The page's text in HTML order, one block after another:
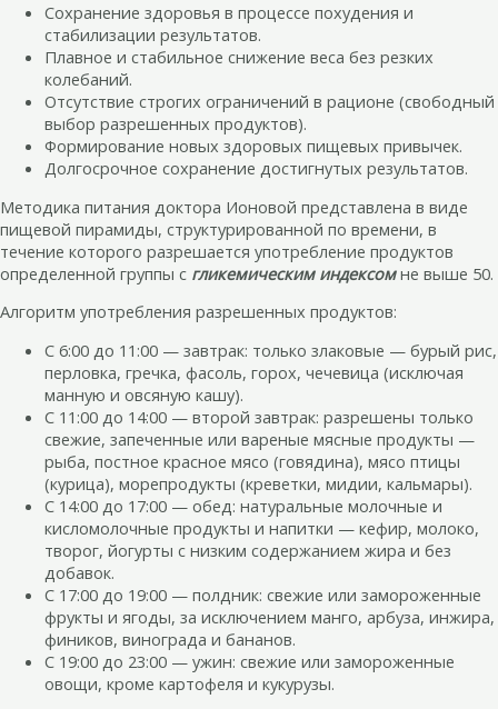
Сохранение здоровья в процессе похудения и
стабилизации результатов.
Плавное и стабильное снижение веса без резких
колебаний.
Отсутствие строгих ограничений в рационе (свободный
выбор разрешенных продуктов).
Формирование новых здоровых пищевых привычек.
Долгосрочное сохранение достигнутых результатов.
Методика питания доктора Ионовой представлена в виде
пищевой пирамиды, структурированной по времени, в
течение которого разрешается употребление продуктов
определенной группы с гликемическим индексомне выше 50.
Алгоритм употребления разрешенных продуктов:
С 6:00 до 11:00 — завтрак: только злаковые — бурый рис,
перловка, гречка, фасоль, горох, чечевица (исключая
манную и овсяную кашу).
С 11:00 до 14:00 — второй завтрак: разрешены только
свежие, запеченные или вареные мясные продукты —
рыба, постное красное мясо (говядина), мясо птицы
(курица), морепродукты (креветки, мидии, кальмары).
С 14:00 до 17:00 — обед: натуральные молочные и
кисломолочные продукты и напитки — кефир, молоко,
творог, йогурты с низким содержанием жира и без
добавок.
С 17:00 до 19:00 — полдник: свежие или замороженные
фрукты и ягоды, за исключением манго, арбуза, инжира,
фиников, винограда и бананов.
С 19:00 до 23:00 — ужин: свежие или замороженные
овощи, кроме картофеля и кукурузы.